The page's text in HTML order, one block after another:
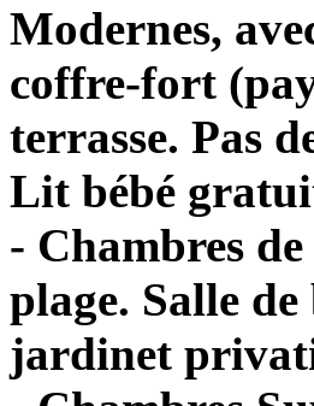
Modernes,
coffre-fort
terrasse. Pas
Lit bébé
- Chambres
plage. Salle
jardinet